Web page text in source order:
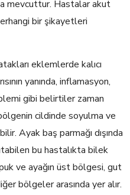
mevcuttur. Hastalar akut
bir şikayetleri
eklemlerde kalıcı
yanında, inflamasyon,
gibi belirtiler zaman
cildinde soyulma ve
Ayak baş parmağı dışında
bu hastalıkta bilek
ve ayağın üst bölgesi, gut
bölgeler arasında yer alır.